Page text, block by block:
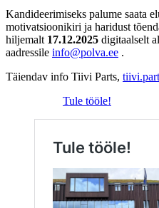
Kandideerimiseks palume saata
motivatsioonikiri ja haridust
hiljemalt 17.12.2025 digitaalselt
aadressile info@polva.ee .
Täiendav info Tiivi Parts,
Tule tööle!